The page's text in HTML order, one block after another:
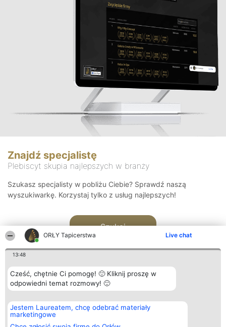
ORŁY Tapicerstwa Live chat
13:48
Cześć, chętnie Ci pomogę! 🙂 Kliknij proszę w
odpowiedni temat rozmowy! 🙂
Jestem Laureatem, chcę odebrać materiały
marketingowe
Znajdź specjalistę
Plebiscyt skupia najlepszych w branży
Szukasz specjalisty w pobliżu Ciebie? Sprawdź naszą
wyszukiwarkę. Korzystaj tylko z usług najlepszych!
Szukaj
Organizator plebiscytu
Bright Side Solutions sp. z o.
o. sp. k.
ul. Ruska 22
Plebiscyt
Laureaci
wszystkich
Kontakt
Kontakt